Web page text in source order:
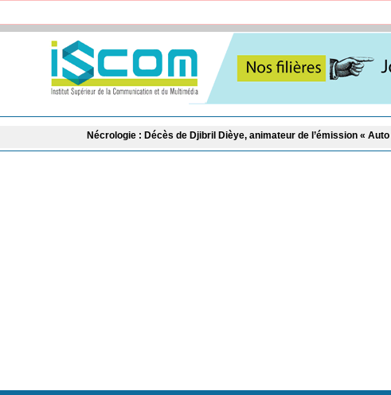
Nécrologie : Décès de Djibril Dièye, animateur de l’émission « Auto Mag » sur la TFM